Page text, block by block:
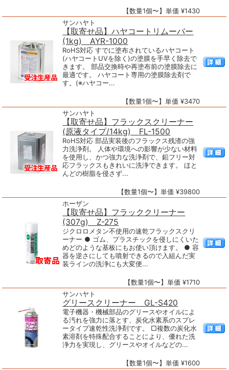
【数量1個〜】単価 ¥1430
サンハヤト
【取寄せ品】ハヤコートリムーバー
(1kg) AYR-1000
RoHS対応 すでに塗布されているハヤコート
(ハヤコートUVを除く)の塗膜を手早く除去で
きます。 部品交換時や再塗布前の塗膜除去に
最適です。 ハヤコート専用の塗膜除去剤で
す。(※ハヤコー...
【数量1個〜】単価 ¥3470
サンハヤト
【取寄せ品】フラックスクリーナー
(原液タイプ/14kg) FL-1500
RoHS対応 部品実装後のフラックス残渣の強
力洗浄剤。 人体や環境への影響が少ない材料
を使用し、かつ強力な洗浄剤で、鉛フリー対
応フラックスもきれいに洗浄できます。 ほと
んどの樹脂を侵さず...
【数量1個〜】単価 ¥39800
ホーザン
【取寄せ品】フラッククリーナー
(307g) Z-275
ジクロロメタン不使用の速乾フラックスクリ
ーナー ● ゴム、プラスチックを侵しにくいた
めどのような基板にもお使い頂けます。 ● 容
器を逆さにしても噴射できるので入組んだ実
装ラインの洗浄にも大変便...
【数量1個〜】単価 ¥1710
サンハヤト
グリースクリーナー GL-S420
電子機器・機械部品のグリースやオイルによ
る汚れを強力に落とす、炭化水素系のスプレ
ータイプ速乾性洗浄剤です。 □複数の炭化水
素溶剤を特殊配合することにより、優れた洗
浄力を実現し、グリースやオイルなどの...
【数量1個〜】単価 ¥1600